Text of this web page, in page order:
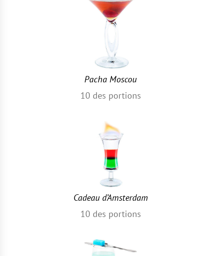
Pacha Moscou
10 des portions
Cadeau d’Amsterdam
10 des portions